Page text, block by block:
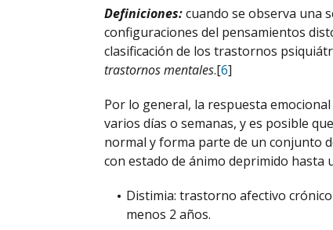
Definiciones:cuando se observa una
configuraciones del pensamientos
clasificación de los trastornos
trastornos mentales.[6]
Por lo general, la respuesta
varios días o semanas, y es posible
normal y forma parte de un conjunto
con estado de ánimo deprimido hasta
Distimia: trastorno afectivo
menos 2 años.